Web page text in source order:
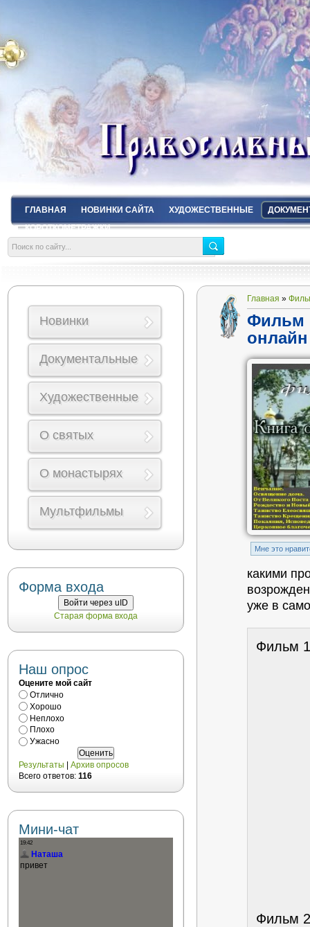
ГЛАВНАЯ НОВИНКИ САЙТА ХУДОЖЕСТВЕННЫЕ
КОРОТКОМЕТРАЖКИ
Главная »
Фильм
онлайн
Mне это
какими
уже в
Фильм
Фильм
Новинки
Документальные
Художественные
О святых
О монастырях
Мультфильмы
Форма входа
Войти через uID
Старая форма входа
Наш опрос
Оцените мой сайт
Отлично
Хорошо
Неплохо
Плохо
Ужасно
Результаты
Архив опросов
Всего ответов: 116
Мини-чат